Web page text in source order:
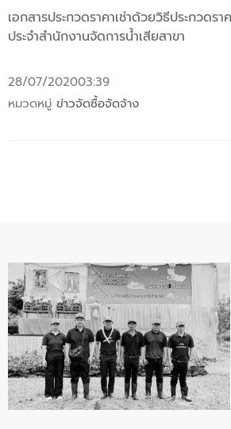
เอกสารประกวดราคาเช่าด้วยวิธีประกวด
ประจำสำนักงานจัดการน้ำเสียสาขา
28/07/202003:39
หมวดหมู่ ข่าวจัดซื้อจัดจ้าง